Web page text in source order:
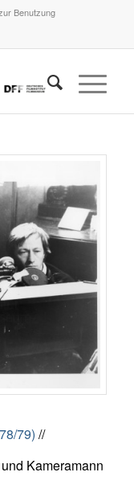
Benutzung
79) //
Kameramann